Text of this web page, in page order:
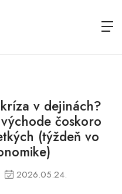
v dejinách?
čoskoro
(týždeň vo
2026.05.24.